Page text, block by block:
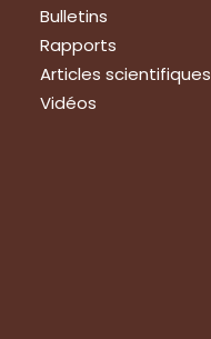
Bulletins
Rapports
Articles scientifiques
Vidéos